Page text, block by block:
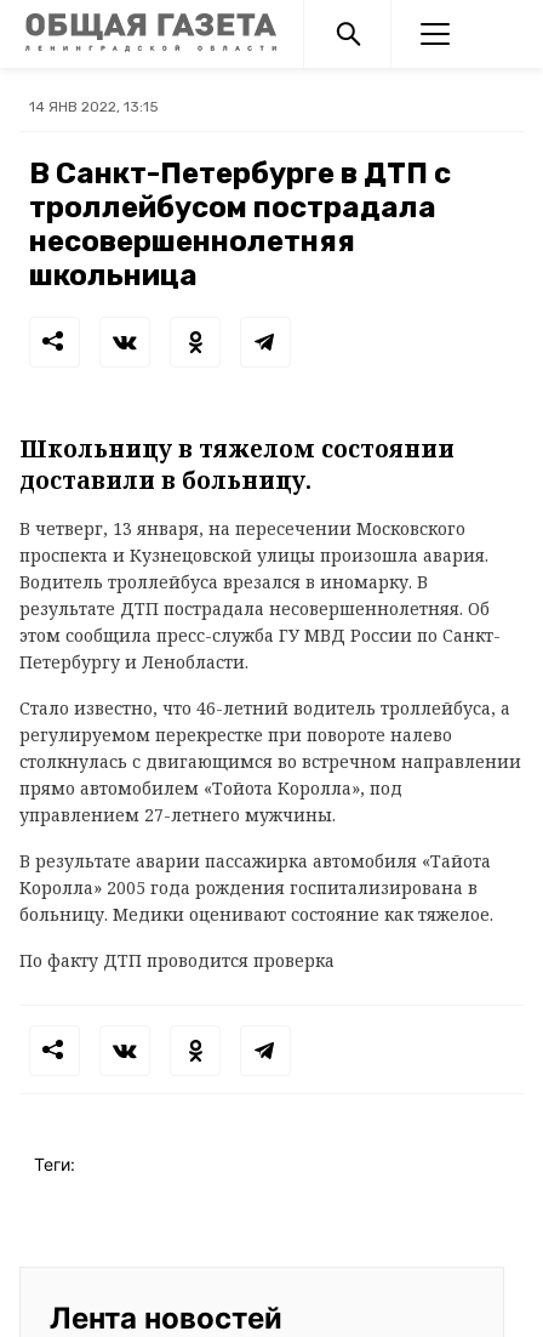
14 ЯНВ 2022, 13:15
В Санкт-Петербурге в ДТП с
троллейбусом пострадала
несовершеннолетняя
школьница
Школьницу в тяжелом состоянии
доставили в больницу.
В четверг, 13 января, на пересечении Московского
проспекта и Кузнецовской улицы произошла авария.
Водитель троллейбуса врезался в иномарку. В
результате ДТП пострадала несовершеннолетняя. Об
этом сообщила пресс-служба ГУ МВД России по Санкт-
Петербургу и Ленобласти.
Стало известно, что 46-летний водитель троллейбуса, а
регулируемом перекрестке при повороте налево
столкнулась с двигающимся во встречном направлении
прямо автомобилем «Тойота Королла», под
управлением 27-летнего мужчины.
В результате аварии пассажирка автомобиля «Тайота
Королла» 2005 года рождения госпитализирована в
больницу. Медики оценивают состояние как тяжелое.
По факту ДТП проводится проверка
Теги:
Лента новостей